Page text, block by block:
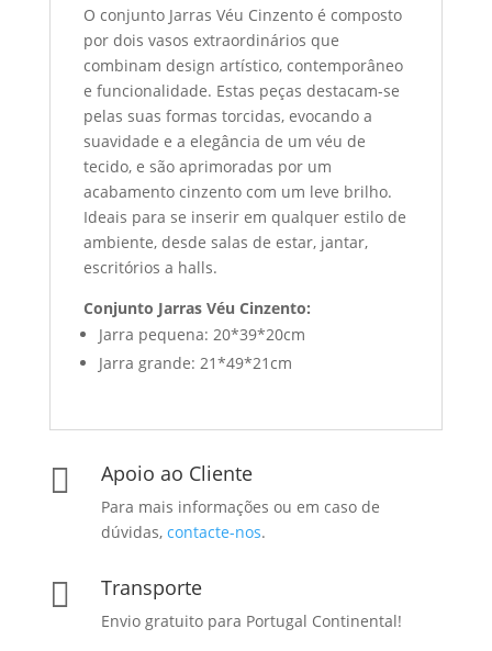
O conjunto Jarras Véu Cinzento é composto
por dois vasos extraordinários que
combinam design artístico, contemporâneo
e funcionalidade. Estas peças destacam-se
pelas suas formas torcidas, evocando a
suavidade e a elegância de um véu de
tecido, e são aprimoradas por um
acabamento cinzento com um leve brilho.
Ideais para se inserir em qualquer estilo de
ambiente, desde salas de estar, jantar,
escritórios a halls.
Conjunto Jarras Véu Cinzento:
Jarra pequena: 20*39*20cm
Jarra grande: 21*49*21cm
 Apoio ao Cliente
Para mais informações ou em caso de
dúvidas, contacte-nos.
 Transporte
Envio gratuito para Portugal Continental!